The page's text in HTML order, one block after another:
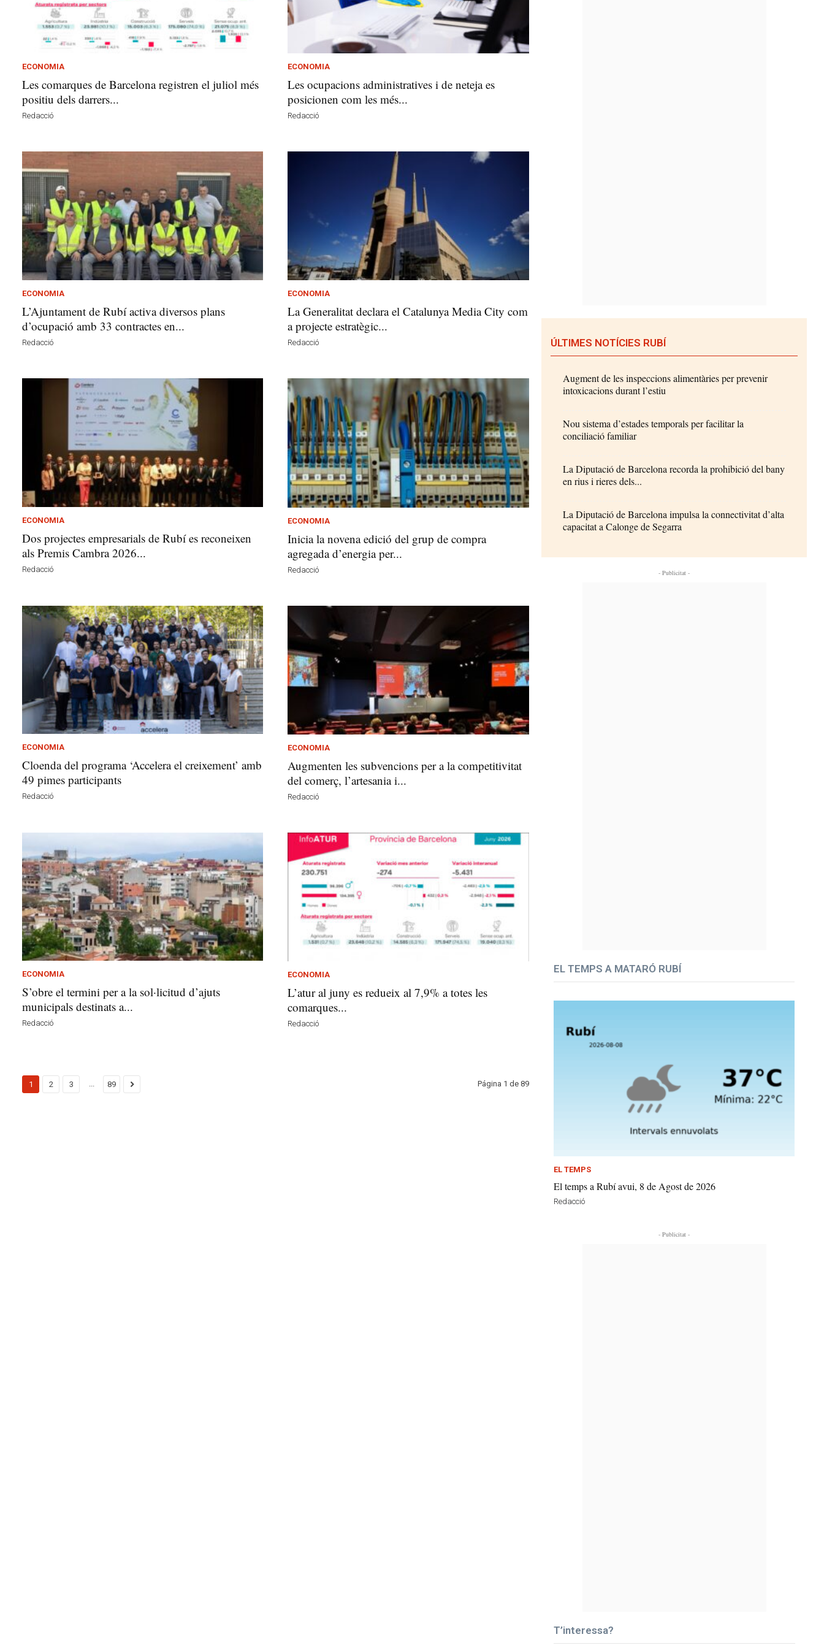
ECONOMIA
Les comarques de Barcelona registren el juliol més
positiu dels darrers...
Redacció
ECONOMIA
Les ocupacions administratives i de neteja es
posicionen com les més...
Redacció
ECONOMIA
L’Ajuntament de Rubí activa diversos plans
d’ocupació amb 33 contractes en...
Redacció
ECONOMIA
La Generalitat declara el Catalunya Media City com
a projecte estratègic...
Redacció
ECONOMIA
Dos projectes empresarials de Rubí es reconeixen
als Premis Cambra 2026...
Redacció
ECONOMIA
Inicia la novena edició del grup de compra
agregada d’energia per...
Redacció
ECONOMIA
Cloenda del programa ‘Accelera el creixement’ amb
49 pimes participants
Redacció
ECONOMIA
Augmenten les subvencions per a la competitivitat
del comerç, l’artesania i...
Redacció
ECONOMIA
S’obre el termini per a la sol·licitud d’ajuts
municipals destinats a...
Redacció
ECONOMIA
L’atur al juny es redueix al 7,9% a totes les
comarques...
Redacció
1 2 3 89 Página 1 de 89
ÚLTIMES NOTÍCIES RUBÍ
Augment de les inspeccions alimentàries per prevenir
intoxicacions durant l’estiu
Nou sistema d’estades temporals per facilitar la
conciliació familiar
La Diputació de Barcelona recorda la prohibició del bany
en rius i rieres dels...
La Diputació de Barcelona impulsa la connectivitat d’alta
capacitat a Calonge de Segarra
- Publicitat -
EL TEMPS A MATARÓ RUBÍ
EL TEMPS
El temps a Rubí avui, 8 de Agost de 2026
Redacció
- Publicitat -
T’interessa?